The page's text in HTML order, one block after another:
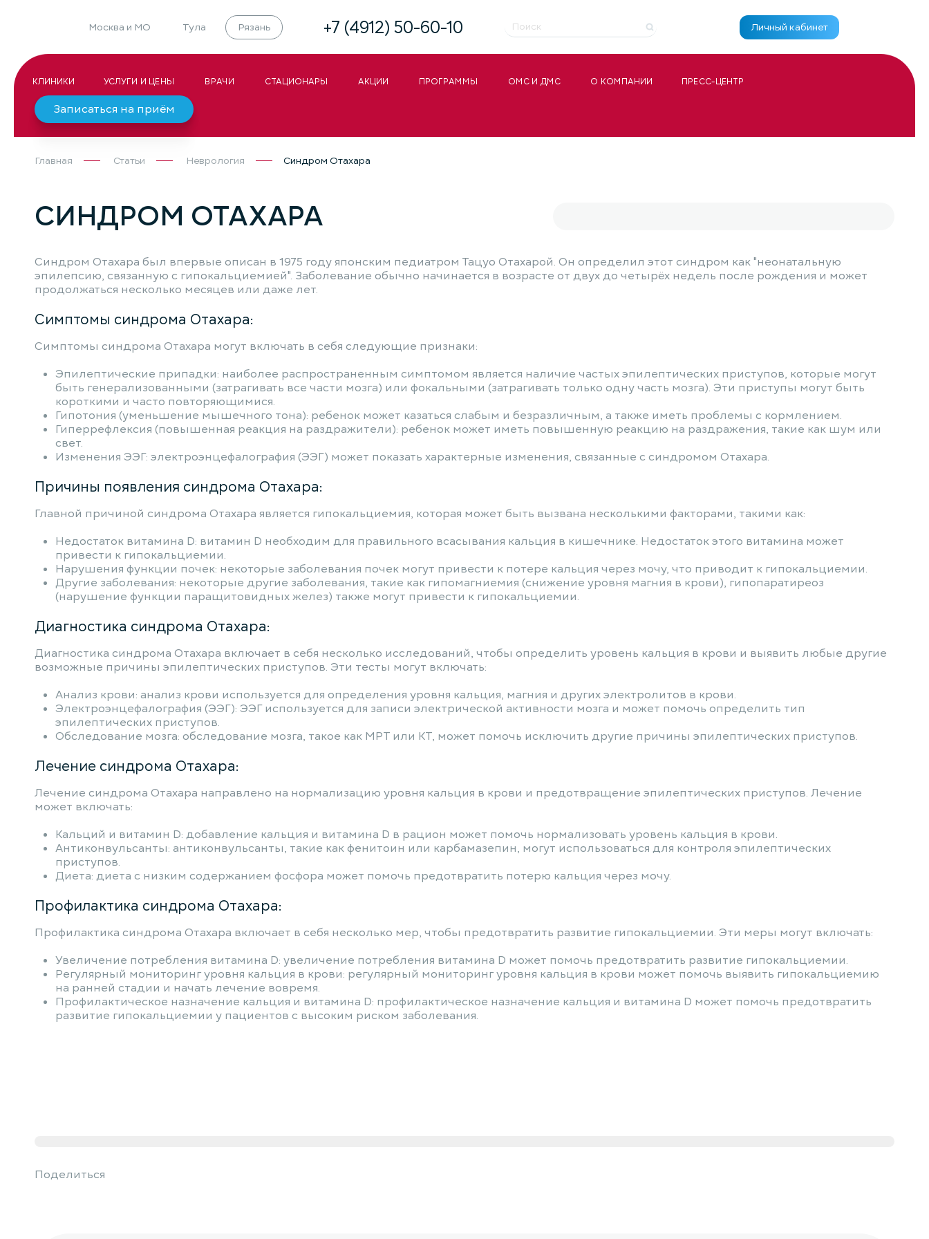
Москва и МО Тула Рязань +7 (4912) 50-60-10 Личный кабинет
КЛИНИКИ УСЛУГИ И ЦЕНЫ ВРАЧИ СТАЦИОНАРЫ АКЦИИ ПРОГРАММЫ ОМС И ДМС О КОМПАНИИ ПРЕСС-ЦЕНТР
Записаться на приём
Главная Статьи Неврология Синдром Отахара
СИНДРОМ ОТАХАРА
Синдром Отахара был впервые описан в 1975 году японским педиатром Тацуо Отахарой. Он определил этот синдром как "неонатальную
эпилепсию, связанную с гипокальциемией". Заболевание обычно начинается в возрасте от двух до четырёх недель после рождения и может
продолжаться несколько месяцев или даже лет.
Симптомы синдрома Отахара:
Симптомы синдрома Отахара могут включать в себя следующие признаки:
Эпилептические припадки: наиболее распространенным симптомом является наличие частых эпилептических приступов, которые могут
быть генерализованными (затрагивать все части мозга) или фокальными (затрагивать только одну часть мозга). Эти приступы могут быть
короткими и часто повторяющимися.
Гипотония (уменьшение мышечного тона): ребенок может казаться слабым и безразличным, а также иметь проблемы с кормлением.
Гиперрефлексия (повышенная реакция на раздражители): ребенок может иметь повышенную реакцию на раздражения, такие как шум или
свет.
Изменения ЭЭГ: электроэнцефалография (ЭЭГ) может показать характерные изменения, связанные с синдромом Отахара.
Причины появления синдрома Отахара:
Главной причиной синдрома Отахара является гипокальциемия, которая может быть вызвана несколькими факторами, такими как:
Недостаток витамина D: витамин D необходим для правильного всасывания кальция в кишечнике. Недостаток этого витамина может
привести к гипокальциемии.
Нарушения функции почек: некоторые заболевания почек могут привести к потере кальция через мочу, что приводит к гипокальциемии.
Другие заболевания: некоторые другие заболевания, такие как гипомагниемия (снижение уровня магния в крови), гипопаратиреоз
(нарушение функции паращитовидных желез) также могут привести к гипокальциемии.
Диагностика синдрома Отахара:
Диагностика синдрома Отахара включает в себя несколько исследований, чтобы определить уровень кальция в крови и выявить любые другие
возможные причины эпилептических приступов. Эти тесты могут включать:
Анализ крови: анализ крови используется для определения уровня кальция, магния и других электролитов в крови.
Электроэнцефалография (ЭЭГ): ЭЭГ используется для записи электрической активности мозга и может помочь определить тип
эпилептических приступов.
Обследование мозга: обследование мозга, такое как МРТ или КТ, может помочь исключить другие причины эпилептических приступов.
Лечение синдрома Отахара:
Лечение синдрома Отахара направлено на нормализацию уровня кальция в крови и предотвращение эпилептических приступов. Лечение
может включать:
Кальций и витамин D: добавление кальция и витамина D в рацион может помочь нормализовать уровень кальция в крови.
Антиконвульсанты: антиконвульсанты, такие как фенитоин или карбамазепин, могут использоваться для контроля эпилептических
приступов.
Диета: диета с низким содержанием фосфора может помочь предотвратить потерю кальция через мочу.
Профилактика синдрома Отахара:
Профилактика синдрома Отахара включает в себя несколько мер, чтобы предотвратить развитие гипокальциемии. Эти меры могут включать:
Увеличение потребления витамина D: увеличение потребления витамина D может помочь предотвратить развитие гипокальциемии.
Регулярный мониторинг уровня кальция в крови: регулярный мониторинг уровня кальция в крови может помочь выявить гипокальциемию
на ранней стадии и начать лечение вовремя.
Профилактическое назначение кальция и витамина D: профилактическое назначение кальция и витамина D может помочь предотвратить
развитие гипокальциемии у пациентов с высоким риском заболевания.
Поделиться